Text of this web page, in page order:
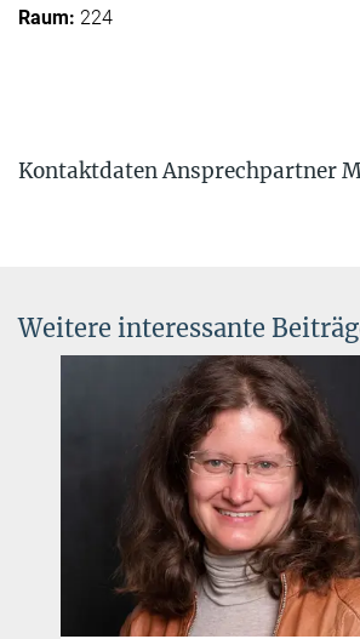
224
Kontaktdaten Ansprechpartner
Dr. Markus Pössel
Leiter, HdA und MPIA-
Director, OAE
+49 6221 528-261
info-hda@...
Dr. Klaus Jäger
Wissenschaftlicher
+49 6221 528-379
jaeger@...
Weitere interessante